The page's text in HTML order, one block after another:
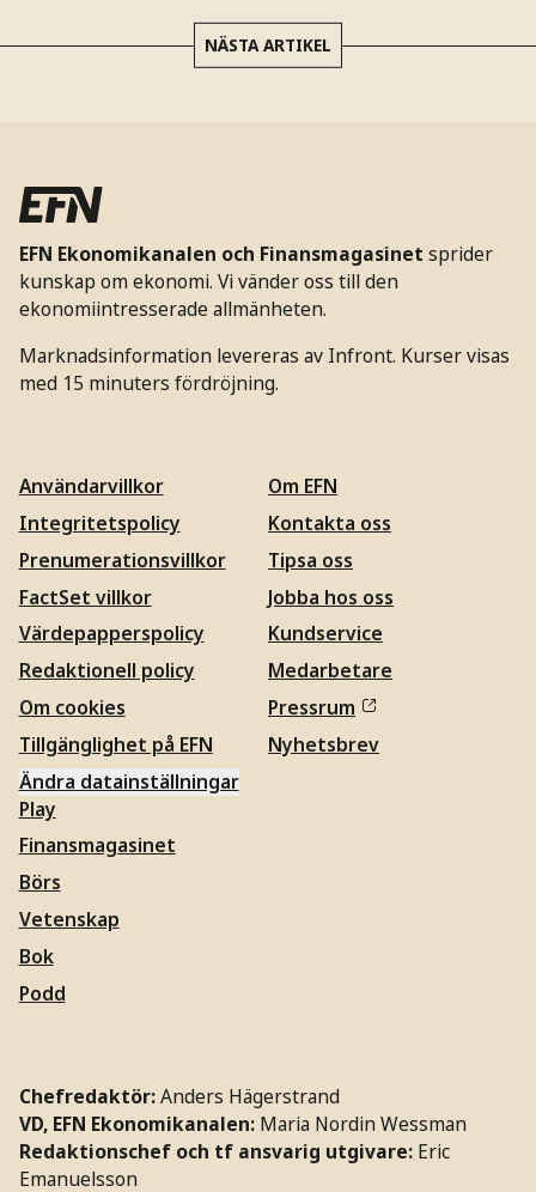
NÄSTA ARTIKEL
EFN Ekonomikanalen och Finansmagasinet sprider
kunskap om ekonomi. Vi vänder oss till den
ekonomiintresserade allmänheten.
Marknadsinformation levereras av Infront. Kurser visas
med 15 minuters fördröjning.
Användarvillkor
Integritetspolicy
Prenumerationsvillkor
FactSet villkor
Värdepapperspolicy
Redaktionell policy
Om cookies
Tillgänglighet på EFN
Ändra datainställningar
Om EFN
Kontakta oss
Tipsa oss
Jobba hos oss
Kundservice
Medarbetare
Pressrum
Nyhetsbrev
Play
Finansmagasinet
Börs
Vetenskap
Bok
Podd
Chefredaktör:Anders Hägerstrand
VD, EFN Ekonomikanalen: Maria Nordin Wessman
Redaktionschef och tf ansvarig utgivare: Eric
Emanuelsson